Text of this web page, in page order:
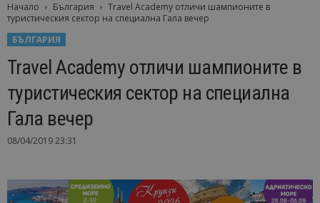
Начало България
Travel Academy отличи шампионите в
туристическия сектор на специална Гала вечер
БЪЛГАРИЯ
Travel Academy отличи шампионите в
туристическия сектор на специална
Гала вечер
08/04/2019 23:31